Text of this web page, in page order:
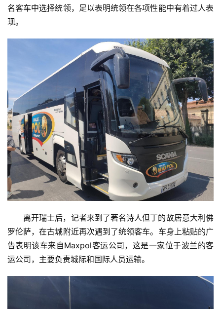
名客车中选择统领，足以表明统领在各项性能中有着过人表
现。
离开瑞士后，记者来到了著名诗人但丁的故居意大利佛
罗伦萨，在古城附近再次遇到了统领客车。车身上粘贴的广
告表明该车来自Maxpol客运公司，这是一家位于波兰的客
运公司，主要负责城际和国际人员运输。